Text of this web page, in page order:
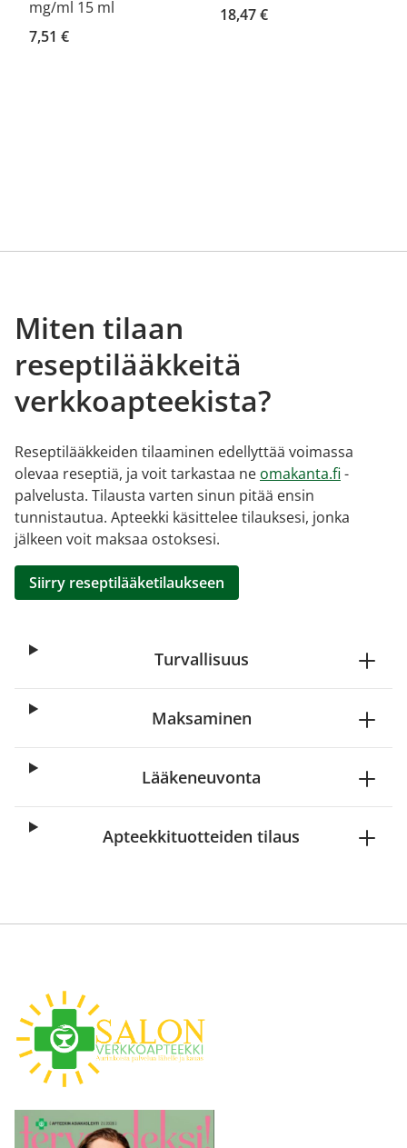
mg/ml 15 ml
7,51 €
18,47 €
Miten tilaan
reseptilääkkeitä
verkkoapteekista?
Reseptilääkkeiden tilaaminen edellyttää voimassa
olevaa reseptiä, ja voit tarkastaa ne omakanta.fi -
palvelusta. Tilausta varten sinun pitää ensin
tunnistautua. Apteekki käsittelee tilauksesi, jonka
jälkeen voit maksaa ostoksesi.
Siirry reseptilääketilaukseen
Turvallisuus
Maksaminen
Lääkeneuvonta
Apteekkituotteiden tilaus